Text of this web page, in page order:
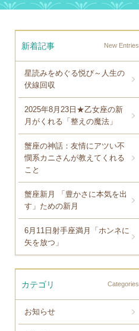
新着記事 New Entries
星読みをめぐる悦び～人生の
伏線回収
2025年8月23日★乙女座の新
月がくれる「整えの魔法」
蟹座の神話：友情にアツい不
憫系カニさんが教えてくれる
こと
蟹座新月 「豊かさに本気を出
す」ための新月
6月11日射手座満月「ホンネに
矢を放つ」
カテゴリ Categories
お知らせ